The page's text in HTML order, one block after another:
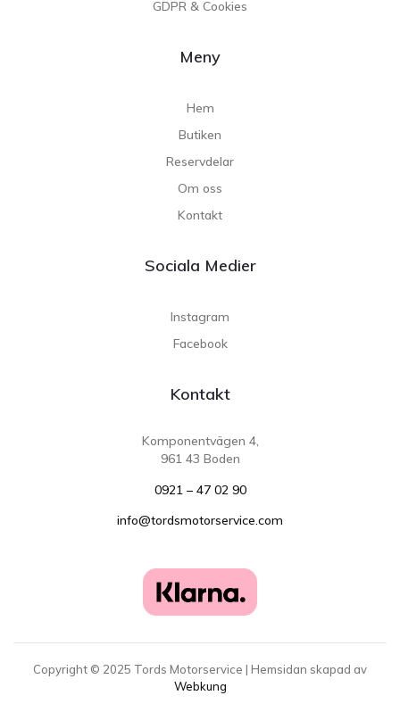
GDPR & Cookies
Meny
Hem
Butiken
Reservdelar
Om oss
Kontakt
Sociala Medier
Instagram
Facebook
Kontakt
Komponentvägen 4,
961 43 Boden
0921 – 47 02 90
info@tordsmotorservice.com
Copyright © 2025 Tords Motorservice | Hemsidan skapad av
Webkung